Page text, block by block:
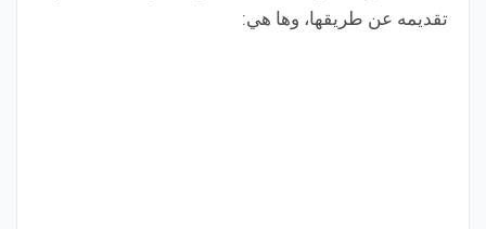
تقديمه عن طريقها، وها هي: